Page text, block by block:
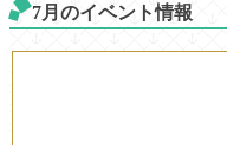
7月のイベント情報